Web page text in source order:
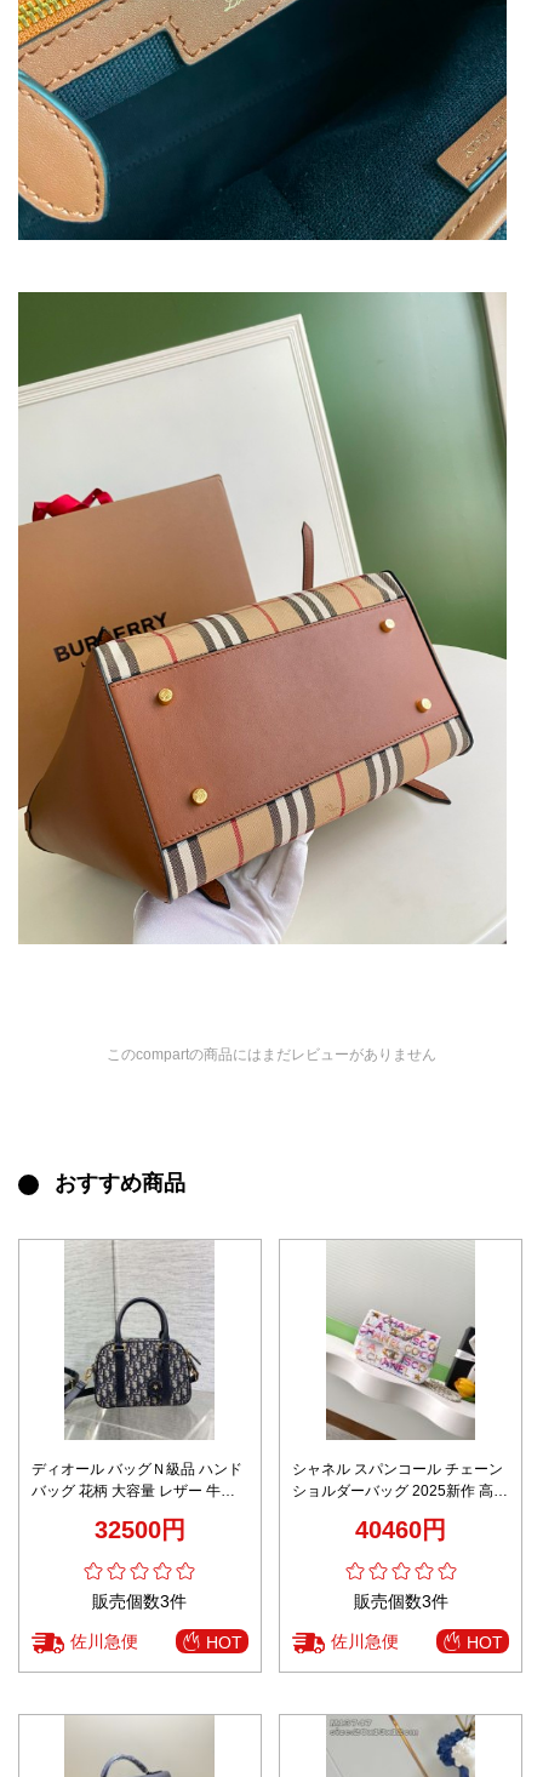
このcompartの商品にはまだレビューがありません
おすすめ商品
ディオール バッグＮ級品 ハンド
バッグ 花柄 大容量 レザー 牛革
32500円
販売個数3件
佐川急便 HOT
シャネル スパンコール チェーン
ショルダーバッグ 2025新作 高再
密ディテール 高級感仕上げ 安心
40460円
販売個数3件
佐川急便 HOT